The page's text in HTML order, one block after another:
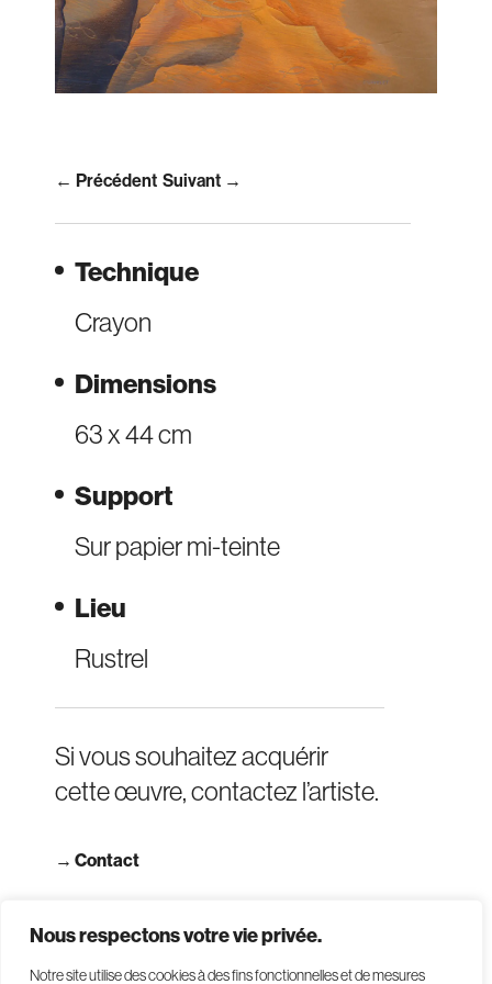
Nous respectons votre vie privée.
Notre site utilise des cookies à des fins fonctionnelles et de mesures
Technique
Crayon
Dimensions
63 x 44 cm
Support
Sur papier mi-teinte
Lieu
Rustrel
Si vous souhaitez acquérir
cette œuvre, contactez l’artiste.
→ Contact
← Précédent Suivant →